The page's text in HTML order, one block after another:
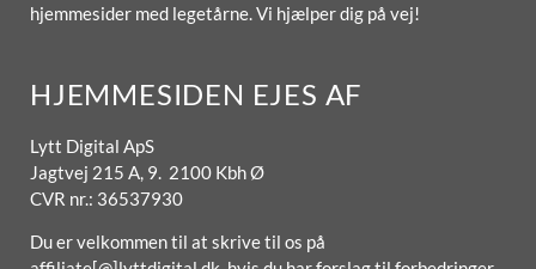
hjemmesider med legetårne. Vi hjælper dig på vej!
HJEMMESIDEN EJES AF
Lytt Digital ApS
Jagtvej 215 A, 9. 2100 Kbh Ø
CVR nr.: 36537930
Du er velkommen til at skrive til os på